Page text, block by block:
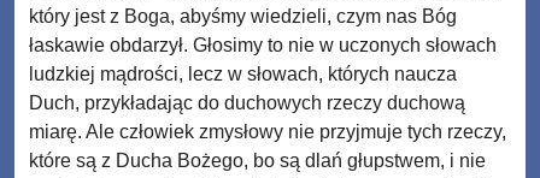
który jest z Boga, abyśmy wiedzieli, czym nas Bóg
łaskawie obdarzył. Głosimy to nie w uczonych słowach
ludzkiej mądrości, lecz w słowach, których naucza
Duch, przykładając do duchowych rzeczy duchową
miarę. Ale człowiek zmysłowy nie przyjmuje tych rzeczy,
które są z Ducha Bożego, bo są dlań głupstwem, i nie